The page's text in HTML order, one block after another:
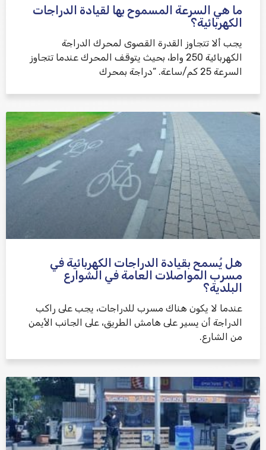
ما هي السرعة المسموح بها لقيادة الدراجات
الكهربائية؟
يجب ألا تتجاوز القدرة القصوى لمحرك الدراجة
الكهربائية 250 واط، بحيث يتوقف المحرك عندما تتجاوز
السرعة 25 كم/ساعة. “دراجة بمحرك
هل يُسمح بقيادة الدراجات الكهربائية في
مسرب المواصلات العامة في الشوارع
البلدية؟
عندما لا يكون هناك مسرب للدراجات، يجب على راكب
الدراجة أن يسير على هامش الطريق، على الجانب الأيمن
من الشارع.